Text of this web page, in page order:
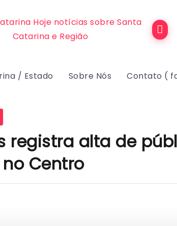
/ Estado Sobre Nós Contato (
registra alta de
Centro